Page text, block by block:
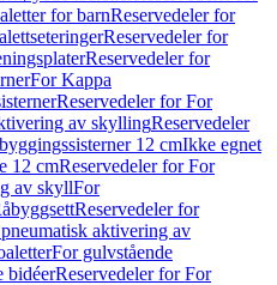
for barnReservedeler for
Reservedeler for
Reservedeler for
For Kappa
Reservedeler for For
av skyllingReservedeler
12 cmIkke egnet
12 cmReservedeler for For
av skyllFor
Reservedeler for
aktivering av
For gulvstående
bidéerReservedeler for For